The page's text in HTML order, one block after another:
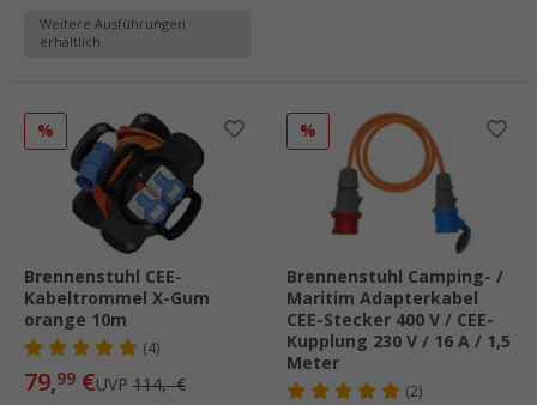
Weitere Ausführungen
erhältlich
%
Brennenstuhl CEE-
Kabeltrommel X-Gum
orange 10m
(4)
79,99 €UVP 114,- €
%
Brennenstuhl Camping- /
Maritim Adapterkabel
CEE-Stecker 400 V / CEE-
Kupplung 230 V / 16 A / 1,5
Meter
(2)